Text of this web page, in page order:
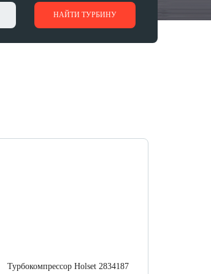
НАЙТИ ТУРБИНУ
Турбокомпрессор Holset 2834187